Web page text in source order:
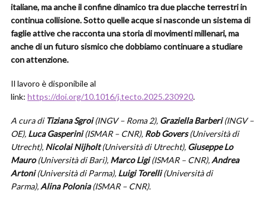
italiane, ma anche il confine dinamico tra due placche terrestri in
continua collisione. Sotto quelle acque si nasconde un sistema di
faglie attive che racconta una storia di movimenti millenari, ma
anche di un futuro sismico che dobbiamo continuare a studiare
con attenzione.
Il lavoro è disponibile al
link: https://doi.org/10.1016/j.tecto.2025.230920.
A cura di Tiziana Sgroi(INGV – Roma 2), Graziella Barberi(INGV –
OE), Luca Gasperini(ISMAR – CNR), Rob Govers(Università di
Utrecht), Nicolai Nijholt (Università di Utrecht), Giuseppe Lo
Mauro(Università di Bari), Marco Ligi(ISMAR – CNR),Andrea
Artoni(Università di Parma), Luigi Torelli(Università di
Parma),Alina Polonia(ISMAR – CNR).